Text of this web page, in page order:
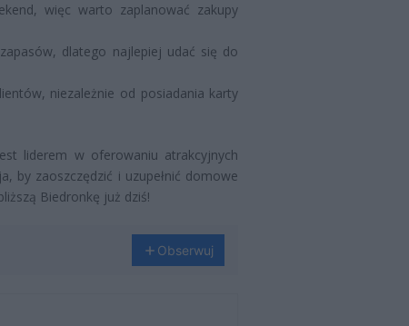
więc warto zaplanować zakupy
dlatego najlepiej udać się do
niezależnie od posiadania karty
liderem w oferowaniu atrakcyjnych
by zaoszczędzić i uzupełnić domowe
Biedronkę już dziś!
Obserwuj